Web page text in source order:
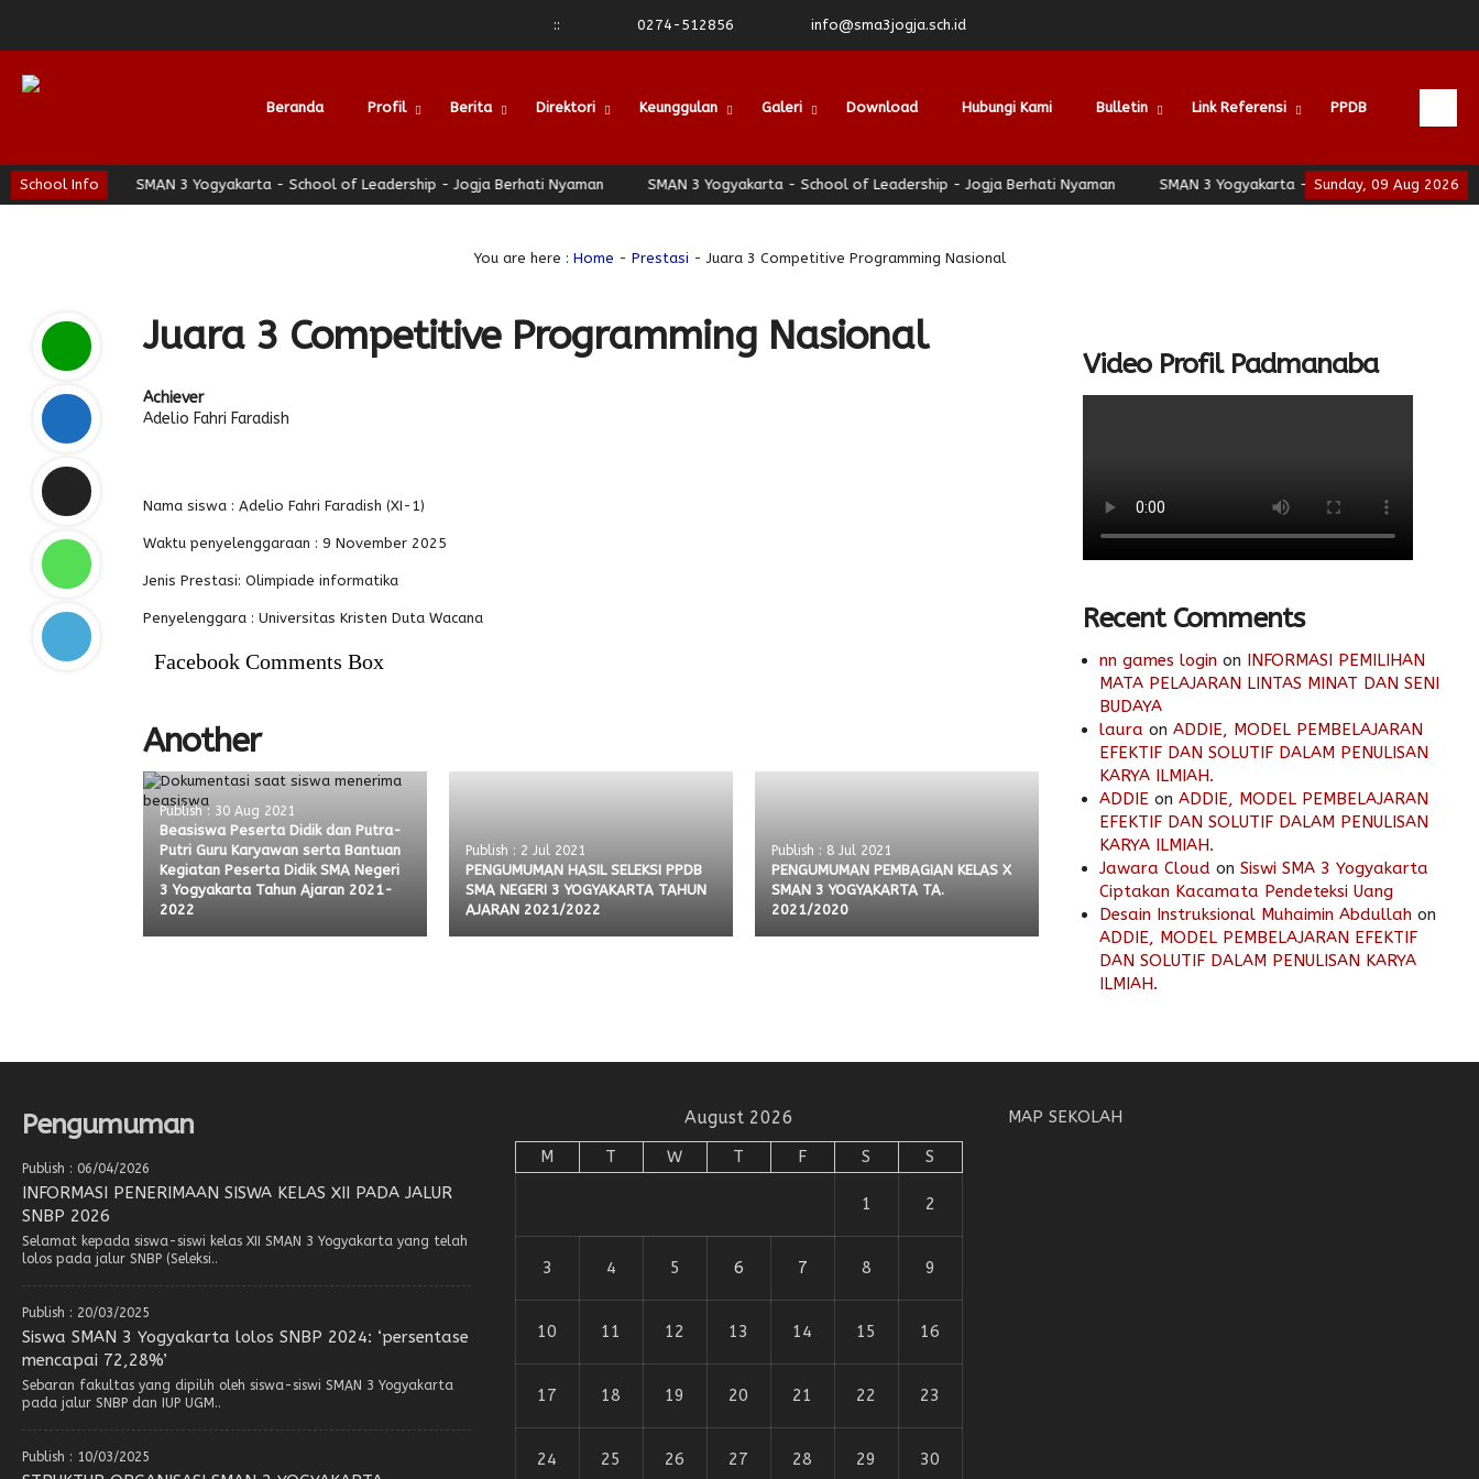
:: 0274-512856 info@sma3jogja.sch.id
Beranda Profil Berita Direktori Keunggulan Galeri Download Hubungi Kami Bulletin Link Referensi PPDB
School Info Sunday, 09 Aug 2026
SMAN 3 Yogyakarta - School of Leadership - Jogja Berhati Nyaman SMAN 3 Yogyakarta - School of Leadership - Jogja Berhati Nyaman SMAN 3 Yogyakarta - School of Leadership -
You are here : Home - Prestasi - Juara 3 Competitive Programming Nasional
Juara 3 Competitive Programming Nasional
Achiever
Adelio Fahri Faradish
Nama siswa : Adelio Fahri Faradish (XI-1)
Waktu penyelenggaraan : 9 November 2025
Jenis Prestasi: Olimpiade informatika
Penyelenggara : Universitas Kristen Duta Wacana
Facebook Comments Box
Another
Publish : 30 Aug 2021
Beasiswa Peserta Didik dan Putra-
Putri Guru Karyawan serta Bantuan
Kegiatan Peserta Didik SMA Negeri
3 Yogyakarta Tahun Ajaran 2021-
2022
Publish : 2 Jul 2021
PENGUMUMAN HASIL SELEKSI PPDB
SMA NEGERI 3 YOGYAKARTA TAHUN
AJARAN 2021/2022
Publish : 8 Jul 2021
PENGUMUMAN PEMBAGIAN KELAS X
SMAN 3 YOGYAKARTA TA.
2021/2020
Video Profil Padmanaba
Recent Comments
nn games login on INFORMASI PEMILIHAN
MATA PELAJARAN LINTAS MINAT DAN SENI
BUDAYA
laura on ADDIE, MODEL PEMBELAJARAN
EFEKTIF DAN SOLUTIF DALAM PENULISAN
KARYA ILMIAH.
ADDIE on ADDIE, MODEL PEMBELAJARAN
EFEKTIF DAN SOLUTIF DALAM PENULISAN
KARYA ILMIAH.
Jawara Cloud on Siswi SMA 3 Yogyakarta
Ciptakan Kacamata Pendeteksi Uang
Desain Instruksional Muhaimin Abdullah on
ADDIE, MODEL PEMBELAJARAN EFEKTIF
DAN SOLUTIF DALAM PENULISAN KARYA
ILMIAH.
Pengumuman
Publish : 06/04/2026
INFORMASI PENERIMAAN SISWA KELAS XII PADA JALUR
SNBP 2026
Selamat kepada siswa-siswi kelas XII SMAN 3 Yogyakarta yang telah
lolos pada jalur SNBP (Seleksi..
Publish : 20/03/2025
Siswa SMAN 3 Yogyakarta lolos SNBP 2024: ‘persentase
mencapai 72,28%’
Sebaran fakultas yang dipilih oleh siswa-siswi SMAN 3 Yogyakarta
pada jalur SNBP dan IUP UGM..
Publish : 10/03/2025
August 2026
M T W T F S S
1 2
3 4 5 6 7 8 9
10 11 12 13 14 15 16
17 18 19 20 21 22 23
24 25 26 27 28 29 30
MAP SEKOLAH